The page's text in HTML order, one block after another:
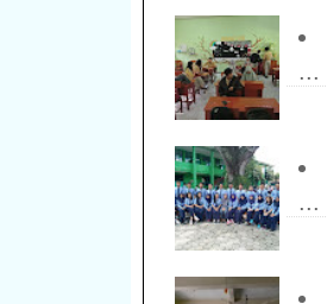
...
...